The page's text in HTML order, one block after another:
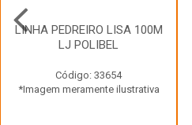
LINHA PEDREIRO LISA 100M
LJ POLIBEL
Código: 33654
*Imagem meramente ilustrativa